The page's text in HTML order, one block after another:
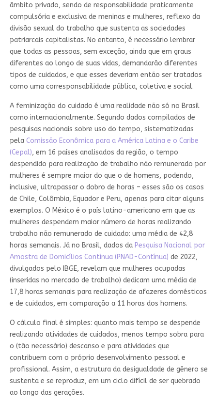
âmbito privado, sendo de responsabilidade praticamente
compulsória e exclusiva de meninas e mulheres, reflexo da
divisão sexual do trabalho que sustenta as sociedades
patriarcais capitalistas. No entanto, é necessário lembrar
que todas as pessoas, sem exceção, ainda que em graus
diferentes ao longo de suas vidas, demandarão diferentes
tipos de cuidados, e que esses deveriam então ser tratados
como uma corresponsabilidade pública, coletiva e social.
A feminização do cuidado é uma realidade não só no Brasil
como internacionalmente. Segundo dados compilados de
pesquisas nacionais sobre uso do tempo, sistematizadas
pela Comissão Econômica para a América Latina e o Caribe
(Cepal), em 16 países analisados da região, o tempo
despendido para realização de trabalho não remunerado por
mulheres é sempre maior do que o de homens, podendo,
inclusive, ultrapassar o dobro de horas – esses são os casos
de Chile, Colômbia, Equador e Peru, apenas para citar alguns
exemplos. O México é o país latino-americano em que as
mulheres despendem maior número de horas realizando
trabalho não remunerado de cuidado: uma média de 42,8
horas semanais. Já no Brasil, dados da Pesquisa Nacional por
Amostra de Domicílios Contínua (PNAD-Contínua) de 2022,
divulgados pelo IBGE, revelam que mulheres ocupadas
(inseridas no mercado de trabalho) dedicam uma média de
17,8 horas semanais para realização de afazeres domésticos
e de cuidados, em comparação a 11 horas dos homens.
O cálculo final é simples: quanto mais tempo se despende
realizando atividades de cuidados, menos tempo sobra para
o (tão necessário) descanso e para atividades que
contribuem com o próprio desenvolvimento pessoal e
profissional. Assim, a estrutura da desigualdade de gênero se
sustenta e se reproduz, em um ciclo difícil de ser quebrado
ao longo das gerações.